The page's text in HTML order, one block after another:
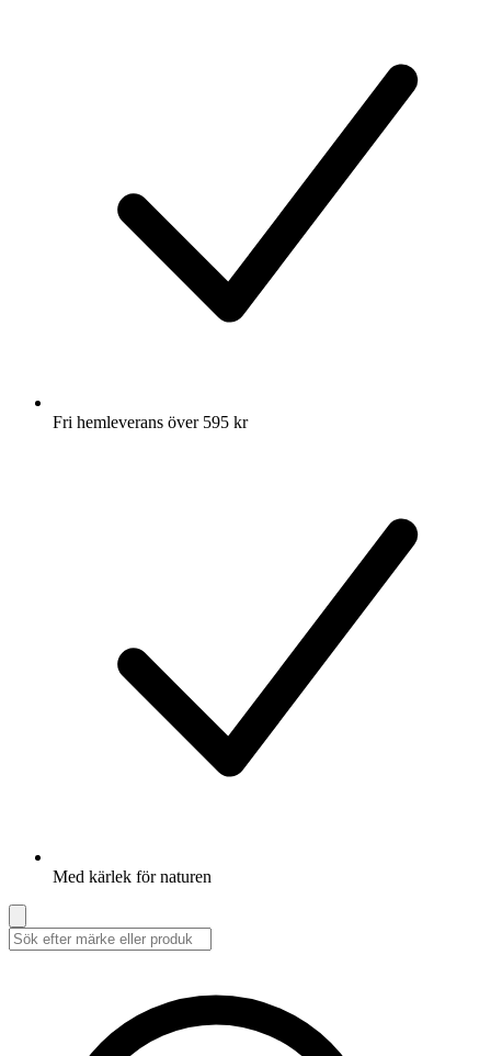
Fri hemleverans över 595 kr
Med kärlek för naturen